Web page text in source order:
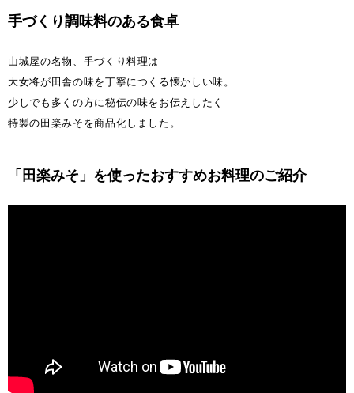
手づくり調味料のある食卓
山城屋の名物、手づくり料理は
大女将が田舎の味を丁寧につくる懐かしい味。
少しでも多くの方に秘伝の味をお伝えしたく
特製の田楽みそを商品化しました。
「田楽みそ」を使ったおすすめお料理のご紹介